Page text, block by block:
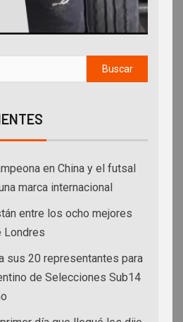
en China y el futsal
marca internacional
entre los ocho mejores
Londres
sus 20 representantes para
de Selecciones Sub14